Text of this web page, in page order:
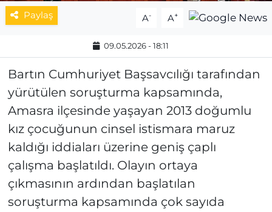
Paylaş A- A+
09.05.2026 - 18:11
Bartın Cumhuriyet Başsavcılığı tarafından
yürütülen soruşturma kapsamında,
Amasra ilçesinde yaşayan 2013 doğumlu
kız çocuğunun cinsel istismara maruz
kaldığı iddiaları üzerine geniş çaplı
çalışma başlatıldı. Olayın ortaya
çıkmasının ardından başlatılan
soruşturma kapsamında çok sayıda